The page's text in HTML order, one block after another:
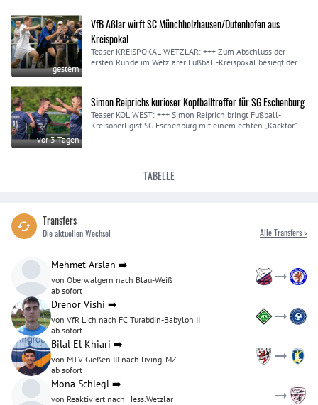
gestern
VfB Aßlar wirft SC Münchholzhausen/Dutenhofen aus
Kreispokal
Teaser KREISPOKAL WETZLAR: +++ Zum Abschluss der
ersten Runde im Wetzlarer Fußball-Kreispokal besiegt der
vor 3 Tagen
Simon Reiprichs kurioser Kopfballtreffer für SG Eschenburg
Teaser KOL WEST: +++ Simon Reiprich bringt Fußball-
Kreisoberligist SG Eschenburg mit einem echten „Kacktor“
TABELLE
Transfers
Die aktuellen Wechsel Alle Transfers >
Mehmet Arslan ➡️
von Oberwalgern nach Blau-Weiß
ab sofort
Drenor Vishi ➡️
von VfR Lich nach FC Turabdin-Babylon II
ab sofort
Bilal El Khiari ➡️
von MTV Gießen III nach living. MZ
ab sofort
Mona Schlegl ➡️
von Reaktiviert nach Hess.Wetzlar